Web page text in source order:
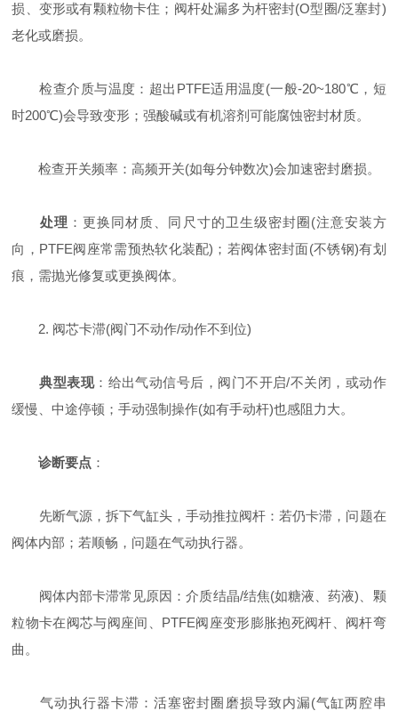
损、变形或有颗粒物卡住；阀杆处漏多为杆密封(O型圈/泛塞封)
老化或磨损。
检查介质与温度：超出PTFE适用温度(一般-20~180℃，短
时200℃)会导致变形；强酸碱或有机溶剂可能腐蚀密封材质。
检查开关频率：高频开关(如每分钟数次)会加速密封磨损。
处理 ：更换同材质、同尺寸的卫生级密封圈(注意安装方
向，PTFE阀座常需预热软化装配)；若阀体密封面(不锈钢)有划
痕，需抛光修复或更换阀体。
2. 阀芯卡滞(阀门不动作/动作不到位)
典型表现：给出气动信号后，阀门不开启/不关闭，或动作
缓慢、中途停顿；手动强制操作(如有手动杆)也感阻力大。
诊断要点 ：
先断气源，拆下气缸头，手动推拉阀杆：若仍卡滞，问题在
阀体内部；若顺畅，问题在气动执行器。
阀体内部卡滞常见原因：介质结晶/结焦(如糖液、药液)、颗
粒物卡在阀芯与阀座间、PTFE阀座变形膨胀抱死阀杆、阀杆弯
曲。
气动执行器卡滞：活塞密封圈磨损导致内漏(气缸两腔串